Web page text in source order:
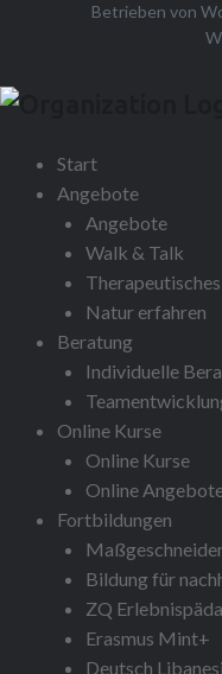
Betrieben von
Start
Angebote
Angebote
Walk & Talk
Natur erfahren
Beratung
Individuelle
Online Kurse
Online Kurse
Online
Fortbildungen
Bildung für
ZQ
Erasmus Mint+
Deutsch